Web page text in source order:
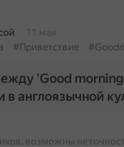
11 мая
#Приветствие
'Good
в англоязычной
возможны